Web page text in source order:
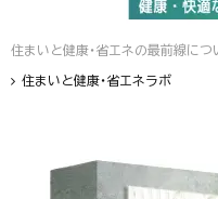
住まいと健康・省エネの最前線に
住まいと健康・省エネラボ